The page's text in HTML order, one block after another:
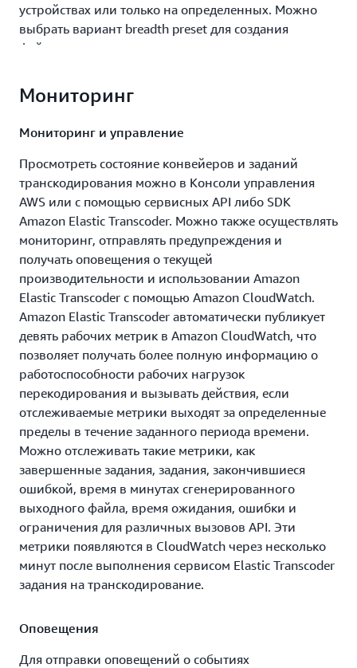
выбрать предопределенные установки,
например 720p, или задать собственные. При
желании можно включить в задание создание
разрешение.
Во время выполнения задания по перекодированию
можно:
автоматически получать информацию о
состоянии задания посредством оповещений;
сделать запрос о состоянии задания по
перекодированию;
приостановить, запустить или отменить
выполнение задания.
устройствах или только на определенных. Можно
выбрать вариант breadth preset для создания
файлов, совместимых с широким спектром
optimized preset, позволяющая создавать файлы
оптимального качества и размера для
определенного устройства или класса устройств.
Пользовательские предустановки
транскодирования
Предложенные предварительные установки
позволяют создавать файлы, воспроизводимые на
большинстве устройств и платформ, но иногда
требуется задать особые параметры для конкретного
устройства или системы. В этом случае можно
отредактировать имеющиеся установки
транскодирования и использовать их во всех
конвейерах аккаунта AWS в данном регионе.
Автоматическая оптимизация скорости передачи
видео в битах
Эта настройка позволяет автоматически подобрать
скорость передачи в битах для получения выходного
видеофайла наилучшего качества. Мгновенную
скорость передачи в битах выходного видеофайла
можно ограничить, установив значение параметра
maximum bit rate. Это удобно в тех случаях, когда
требуется создать выходной файл с битрейтом не
более определенного уровня для воспроизведения
на конкретных устройствах. В результате мы
меньшего размера, чем при выборе одной и той же
скорости передачи в битах для всего файла.
Мониторинг
Мониторинг и управление
Просмотреть состояние конвейеров и заданий
транскодирования можно в Консоли управления
AWS или с помощью сервисных API либо SDK
Amazon Elastic Transcoder. Можно также осуществлять
мониторинг, отправлять предупреждения и
получать оповещения о текущей
производительности и использовании Amazon
Elastic Transcoder с помощью Amazon CloudWatch.
Amazon Elastic Transcoder автоматически публикует
девять рабочих метрик в Amazon CloudWatch, что
позволяет получать более полную информацию о
работоспособности рабочих нагрузок
перекодирования и вызывать действия, если
отслеживаемые метрики выходят за определенные
пределы в течение заданного периода времени.
Можно отслеживать такие метрики, как
завершенные задания, задания, закончившиеся
ошибкой, время в минутах сгенерированного
выходного файла, время ожидания, ошибки и
ограничения для различных вызовов API. Эти
метрики появляются в CloudWatch через несколько
минут после выполнения сервисом Elastic Transcoder
задания на транскодирование.
Оповещения
Для отправки оповещений о событиях